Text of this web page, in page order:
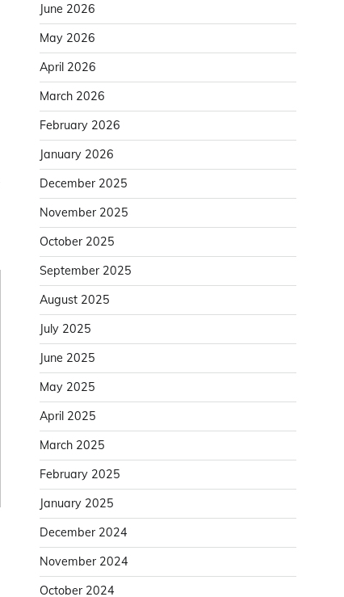
June 2026
May 2026
April 2026
March 2026
February 2026
January 2026
December 2025
November 2025
October 2025
September 2025
August 2025
July 2025
June 2025
May 2025
April 2025
March 2025
February 2025
January 2025
December 2024
November 2024
October 2024